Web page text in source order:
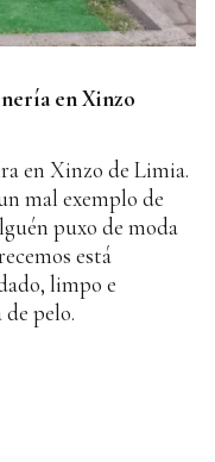
en Xinzo
en Xinzo de Limia.
mal exemplo de
puxo de moda
está
limpo e
pelo.